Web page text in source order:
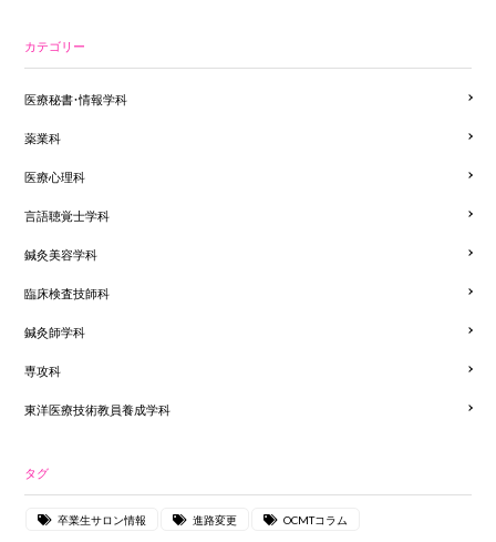
カテゴリー
医療秘書・情報学科
薬業科
医療心理科
言語聴覚士学科
鍼灸美容学科
臨床検査技師科
鍼灸師学科
専攻科
東洋医療技術教員養成学科
タグ
卒業生サロン情報 進路変更 OCMTコラム